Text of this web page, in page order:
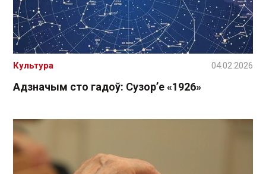
Адзначым сто гадоў: Сузор’е «1926»
Культура 04.02.2026